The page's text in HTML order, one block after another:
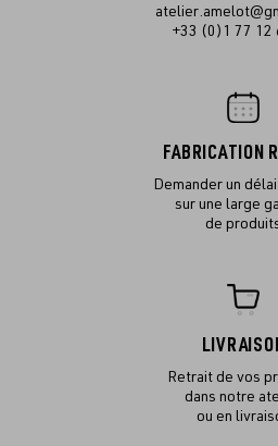
+33 (0)1 77 12
FABRICATION
Demander un
sur une large
de
Retrait de vos
dans notre
ou en